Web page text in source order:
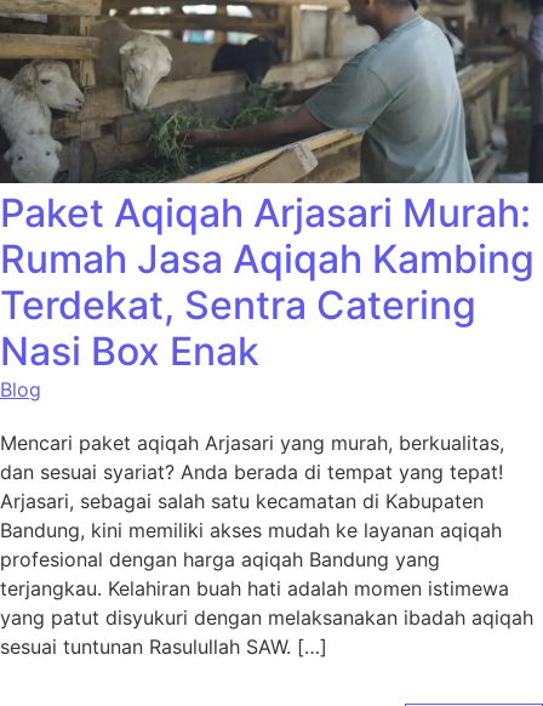
Paket Aqiqah Arjasari Murah:
Rumah Jasa Aqiqah Kambing
Terdekat, Sentra Catering
Nasi Box Enak
Blog
Mencari paket aqiqah Arjasari yang murah, berkualitas,
dan sesuai syariat? Anda berada di tempat yang tepat!
Arjasari, sebagai salah satu kecamatan di Kabupaten
Bandung, kini memiliki akses mudah ke layanan aqiqah
profesional dengan harga aqiqah Bandung yang
terjangkau. Kelahiran buah hati adalah momen istimewa
yang patut disyukuri dengan melaksanakan ibadah aqiqah
sesuai tuntunan Rasulullah SAW. […]